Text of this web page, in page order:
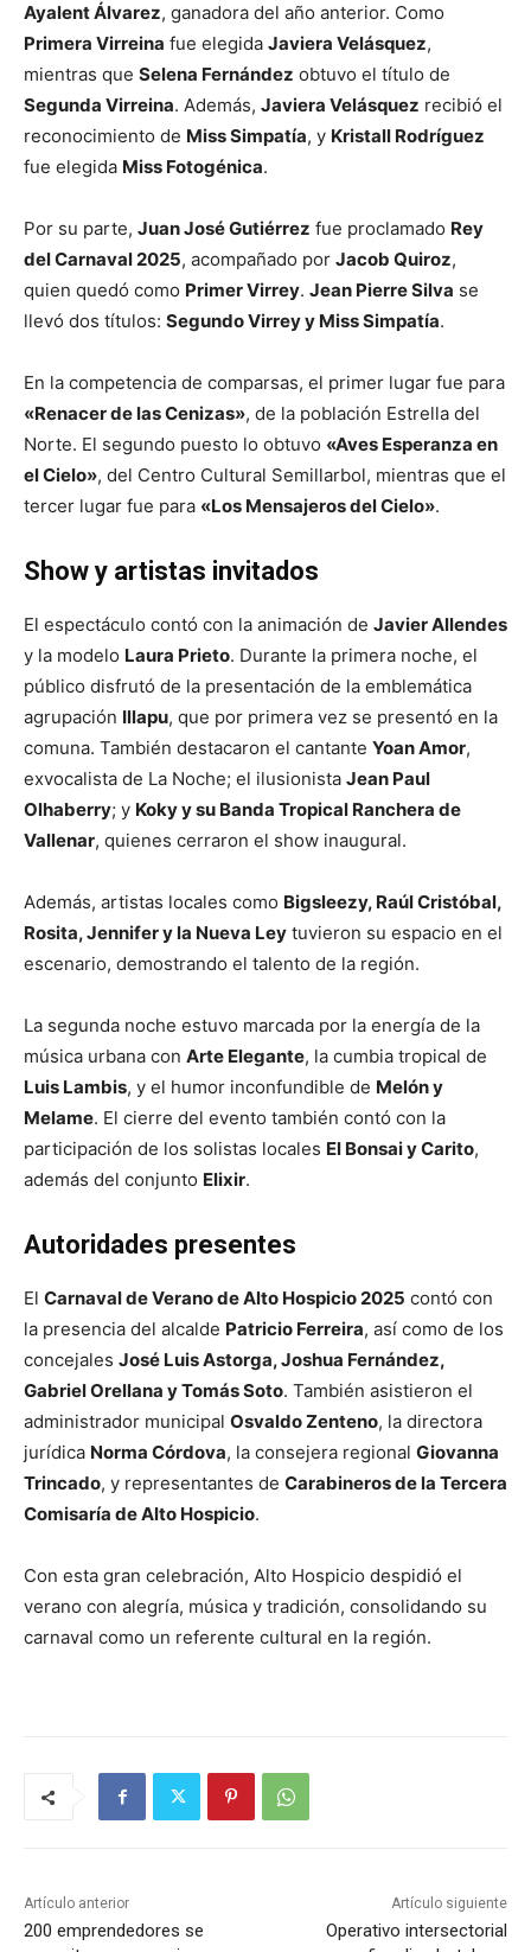
Ayalent Álvarez, ganadora del año anterior. Como
Primera Virreina fue elegida Javiera Velásquez,
mientras que Selena Fernández obtuvo el título de
Segunda Virreina. Además, Javiera Velásquez recibió el
reconocimiento de Miss Simpatía, y Kristall Rodríguez
fue elegida Miss Fotogénica.
Por su parte, Juan José Gutiérrez fue proclamado Rey
del Carnaval 2025, acompañado por Jacob Quiroz,
quien quedó como Primer Virrey. Jean Pierre Silva se
llevó dos títulos: Segundo Virrey y Miss Simpatía.
En la competencia de comparsas, el primer lugar fue para
«Renacer de las Cenizas», de la población Estrella del
Norte. El segundo puesto lo obtuvo «Aves Esperanza en
el Cielo», del Centro Cultural Semillarbol, mientras que el
tercer lugar fue para «Los Mensajeros del Cielo».
Show y artistas invitados
El espectáculo contó con la animación de Javier Allendes
y la modelo Laura Prieto. Durante la primera noche, el
público disfrutó de la presentación de la emblemática
agrupación Illapu, que por primera vez se presentó en la
comuna. También destacaron el cantante Yoan Amor,
exvocalista de La Noche; el ilusionista Jean Paul
Olhaberry; y Koky y su Banda Tropical Ranchera de
Vallenar, quienes cerraron el show inaugural.
Además, artistas locales como Bigsleezy, Raúl Cristóbal,
Rosita, Jennifer y la Nueva Ley tuvieron su espacio en el
escenario, demostrando el talento de la región.
La segunda noche estuvo marcada por la energía de la
música urbana con Arte Elegante, la cumbia tropical de
Luis Lambis, y el humor inconfundible de Melón y
Melame. El cierre del evento también contó con la
participación de los solistas locales El Bonsai y Carito,
además del conjunto Elixir.
Autoridades presentes
El Carnaval de Verano de Alto Hospicio 2025 contó con
la presencia del alcalde Patricio Ferreira, así como de los
concejales José Luis Astorga, Joshua Fernández,
Gabriel Orellana y Tomás Soto. También asistieron el
administrador municipal Osvaldo Zenteno, la directora
jurídica Norma Córdova, la consejera regional Giovanna
Trincado, y representantes de Carabineros de la Tercera
Comisaría de Alto Hospicio.
Con esta gran celebración, Alto Hospicio despidió el
verano con alegría, música y tradición, consolidando su
carnaval como un referente cultural en la región.
Artículo anterior
200 emprendedores se
Artículo siguiente
Operativo intersectorial